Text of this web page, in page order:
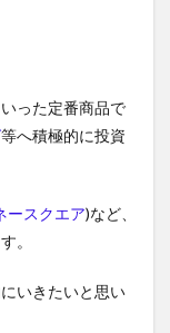
いった定番商品で
等へ積極的に投資
ースクエア)など、
。
いきたいと思い